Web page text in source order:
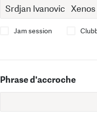
Jam session
Phrase d'accroche